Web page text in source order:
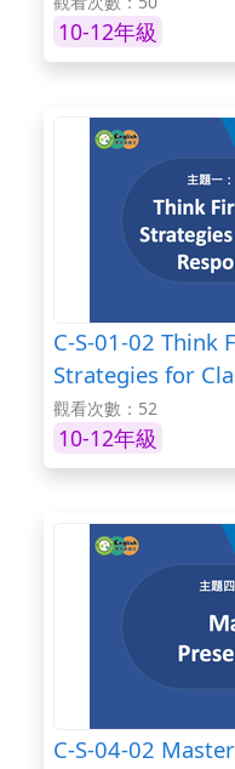
10-12年級
C-S-01-02 Think
Strategies for
Politely
觀看次數：52
10-12年級
C-S-04-02